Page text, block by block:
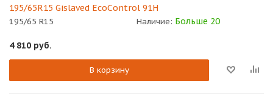
195/65R15 Gislaved EcoControl 91H
195/65 R15 Наличие: Больше 20
4 810 руб.
В корзину